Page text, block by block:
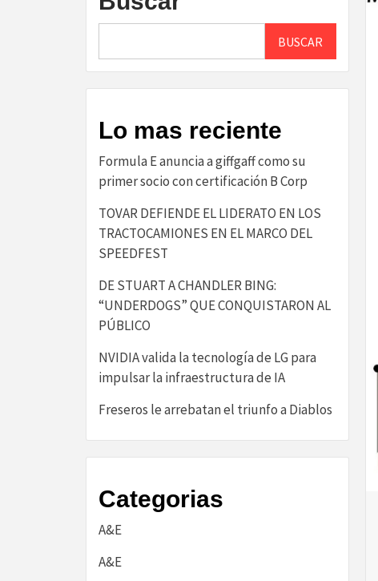
BUSCAR
Lo mas reciente
​Formula E anuncia a giffgaff como su
primer socio con certificación B Corp​
TOVAR DEFIENDE EL LIDERATO EN LOS
TRACTOCAMIONES EN EL MARCO DEL
SPEEDFEST
DE STUART A CHANDLER BING:
“UNDERDOGS” QUE CONQUISTARON AL
PÚBLICO
NVIDIA valida la tecnología de LG para
impulsar la infraestructura de IA
Freseros le arrebatan el triunfo a Diablos
Categorias
A&E
A&E